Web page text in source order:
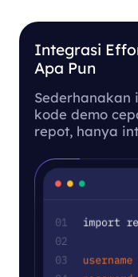
Integrasi
Apa Pun
Sederhanakan
kode demo
repot, hanya